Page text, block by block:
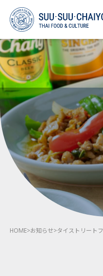
HOME>お知らせ>タイストリート